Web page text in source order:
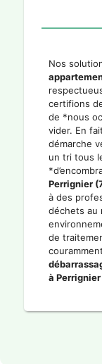
Nos
certifions
de *nous
vider. En
démarche
un tri tous
Perrignier
à des
déchets au
de
à Perrignier